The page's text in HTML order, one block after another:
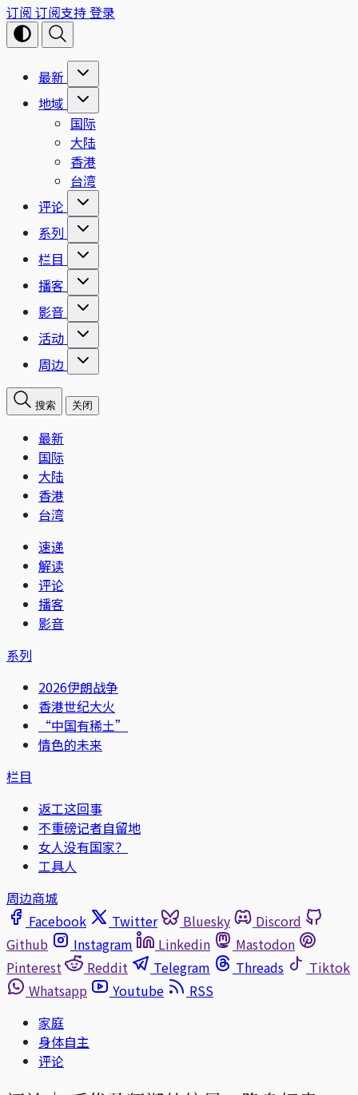
订阅 订阅支持登录
最新
地域
国际
大陆
香港
台湾
评论
系列
栏目
播客
影音
活动
周边
搜索 关闭
最新
国际
大陆
香港
台湾
速递
解读
评论
播客
影音
系列
2026伊朗战争
香港世纪大火
“中国有稀土”
情色的未来
栏目
返工这回事
不重磅记者自留地
女人没有国家？
工具人
周边商城
Facebook
Twitter Bluesky
Discord
Github
Instagram Linkedin
Mastodon
Pinterest
Reddit Telegram Threads
Tiktok
Whatsapp
Youtube
RSS
家庭
身体自主
评论